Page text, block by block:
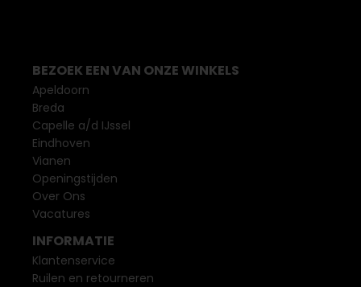
BEZOEK EEN VAN ONZE WINKELS
Apeldoorn
Breda
Capelle a/d IJssel
Eindhoven
Vianen
Openingstijden
Over Ons
Vacatures
INFORMATIE
Klantenservice
Ruilen en retourneren